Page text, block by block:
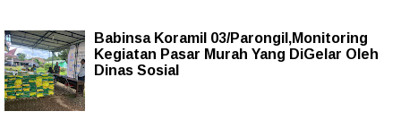
Babinsa Koramil 03/Parongil,Monitoring
Kegiatan Pasar Murah Yang DiGelar Oleh
Dinas Sosial